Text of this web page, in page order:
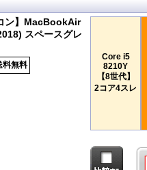
ン】MacBookAir
スペースグレ
料無料
Core i5
8210Y
【8世代】
2コア4スレ